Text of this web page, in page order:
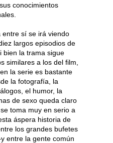
conocimientos
entre sí se irá viendo
largos episodios de
bien la trama sigue
similares a los del film,
la serie es bastante
la fotografía, la
el humor, la
de sexo queda claro
toma muy en serio a
áspera historia de
los grandes bufetes
entre la gente común